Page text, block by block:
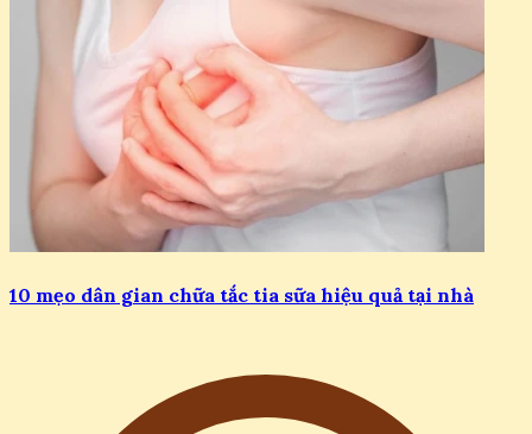
10 mẹo dân gian chữa tắc tia sữa hiệu quả tại nhà